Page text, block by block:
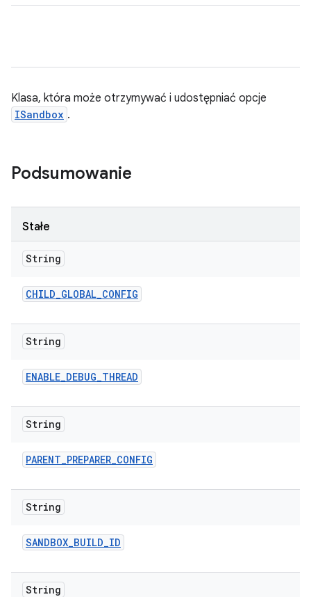
Klasa, która może otrzymywać i udostępniać opcje
ISandbox .
Podsumowanie
Stałe
String
CHILD_GLOBAL_CONFIG
String
ENABLE_DEBUG_THREAD
String
PARENT_PREPARER_CONFIG
String
SANDBOX_BUILD_ID
String